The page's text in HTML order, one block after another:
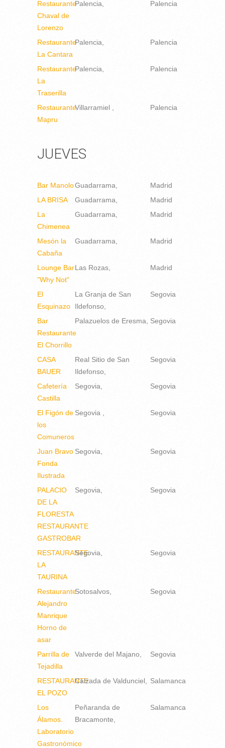
Restaurante
Chaval de
Lorenzo
Palencia Palencia
Restaurante
La Cantara
Palencia Palencia
Restaurante
La
Traserilla
Palencia Palencia
Restaurante
Mapru
Villarramiel Palencia
JUEVES
Bar ManoloGuadarrama
Madrid
LA BRISA
Guadarrama
Madrid
La
Chimenea
Guadarrama Madrid
Mesón la
Cabaña
Guadarrama Madrid
Lounge Bar
"Why Not"
Las Rozas Madrid
El
Esquinazo
La Granja de San
Ildefonso
Segovia
Bar
Restaurante
El Chorrillo
Palazuelos de Eresma Segovia
CASA
BAUER
Real Sitio de San
Ildefonso
Segovia
Cafetería
Castilla
Segovia Segovia
El Figón de
los
Comuneros
Segovia Segovia
Juan Bravo
Fonda
Ilustrada
Segovia Segovia
PALACIO
DE LA
FLORESTA
RESTAURANTE
GASTROBAR
Segovia Segovia
RESTAURANTE
LA
TAURINA
Segovia Segovia
Restaurante
Alejandro
Manrique
Horno de
asar
Sotosalvos Segovia
Parrilla de
Tejadilla
Valverde del Majano Segovia
RESTAURANTE
EL POZO
Calzada de Valdunciel Salamanca
Los
Álamos.
Laboratorio
Gastronómico
Peñaranda de
Bracamonte
Salamanca